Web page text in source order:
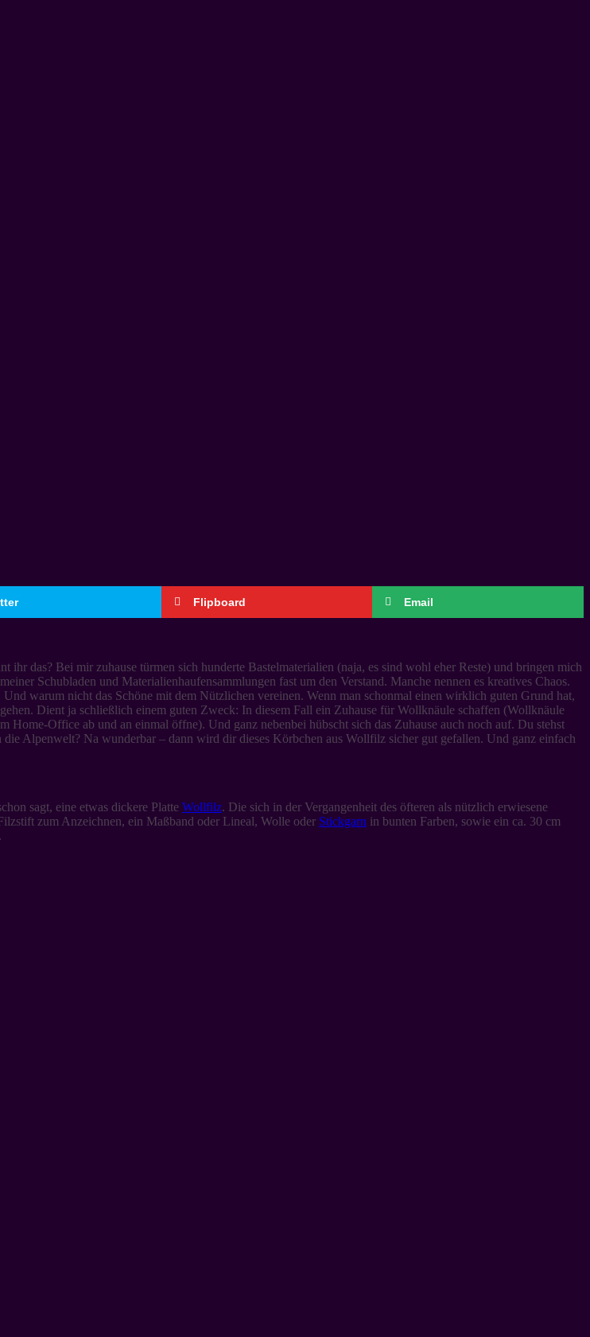
Flipboard Email
das? Bei mir zuhause türmen sich hunderte Bastelmaterialien (naja, es sind wohl eher Reste) und bringen mich
Schubladen und Materialienhaufensammlungen fast um den Verstand. Manche nennen es kreatives Chaos.
warum nicht das Schöne mit dem Nützlichen vereinen. Wenn man schonmal einen wirklich guten Grund hat,
Dient ja schließlich einem guten Zweck: In diesem Fall ein Zuhause für Wollknäule schaffen (Wollknäule
Office ab und an einmal öffne). Und ganz nebenbei hübscht sich das Zuhause auch noch auf. Du stehst
Alpenwelt? Na wunderbar – dann wird dir dieses Körbchen aus Wollfilz sicher gut gefallen. Und ganz einfach
sagt, eine etwas dickere Platte Wollfilz. Die sich in der Vergangenheit des öfteren als nützlich erwiesene
zum Anzeichnen, ein Maßband oder Lineal, Wolle oder Stickgarn in bunten Farben, sowie ein ca. 30 cm